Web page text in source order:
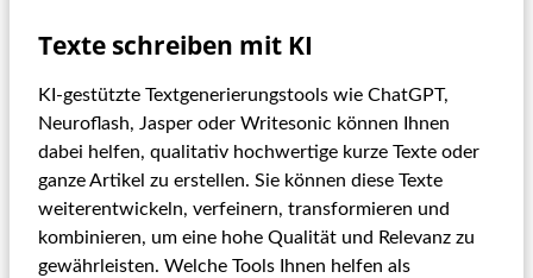
Texte schreiben mit KI
KI-gestützte Textgenerierungstools wie ChatGPT,
Neuroflash, Jasper oder Writesonic können Ihnen
dabei helfen, qualitativ hochwertige kurze Texte oder
ganze Artikel zu erstellen. Sie können diese Texte
weiterentwickeln, verfeinern, transformieren und
kombinieren, um eine hohe Qualität und Relevanz zu
gewährleisten. Welche Tools Ihnen helfen als